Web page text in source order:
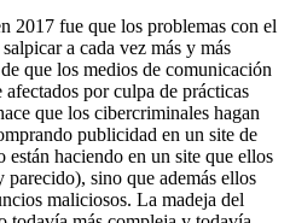
2017 fue que los problemas con el
a cada vez más y más
que los medios de comunicación
afectados por culpa de prácticas
que los cibercriminales hagan
publicidad en un site de
haciendo en un site que ellos
sino que además ellos
maliciosos. La madeja del